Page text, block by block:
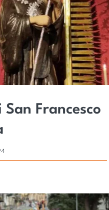
San Francesco